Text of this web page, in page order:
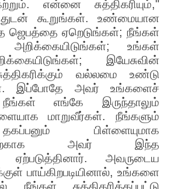
என்னை சுத்திகரியும்,"
கூறுங்கள். உண்மையான
ஜெபத்தை ஏறெடுங்கள்; நீங்கள்
உங்கள்
இயேசுவின்
வல்லமை உண்டு
இப்போதே அவர் உங்களைச்
நீங்கள் எங்கே இருந்தாலும்
மாறுவீர்கள். நீங்களும்
பிள்ளையுமாக
அவர் இந்த
ஏற்படுத்தினார். அவருடைய
பாய்கிறபடியினால், உங்களை
நீங்கள் சுத்திகரிக்கப்பட்டு